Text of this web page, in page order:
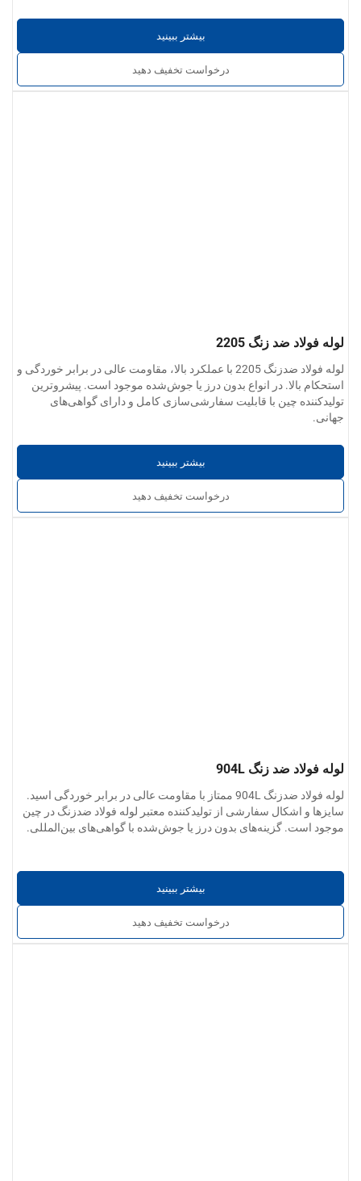
بیشتر ببینید
درخواست تخفیف دهید
لوله فولاد ضد زنگ 2205
لوله فولاد ضدزنگ 2205 با عملکرد بالا، مقاومت عالی در برابر خوردگی و
استحکام بالا. در انواع بدون درز یا جوش‌شده موجود است. پیشروترین
تولیدکننده چین با قابلیت سفارشی‌سازی کامل و دارای گواهی‌های
جهانی.
بیشتر ببینید
درخواست تخفیف دهید
لوله فولاد ضد زنگ 904L
لوله فولاد ضدزنگ 904L ممتاز با مقاومت عالی در برابر خوردگی اسید.
سایزها و اشکال سفارشی از تولیدکننده معتبر لوله فولاد ضدزنگ در چین
موجود است. گزینه‌های بدون درز یا جوش‌شده با گواهی‌های بین‌المللی.
بیشتر ببینید
درخواست تخفیف دهید